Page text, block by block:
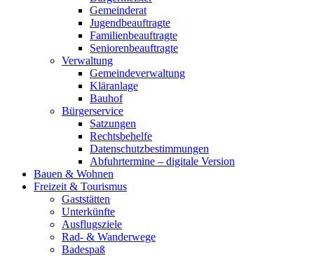
Gemeinderat
Jugendbeauftragte
Familienbeauftragte
Seniorenbeauftragte
Verwaltung
Gemeindeverwaltung
Kläranlage
Bauhof
Bürgerservice
Satzungen
Rechtsbehelfe
Datenschutzbestimmungen
Abfuhrtermine – digitale Version
Bauen & Wohnen
Freizeit & Tourismus
Gaststätten
Unterkünfte
Ausflugsziele
Rad- & Wanderwege
Badespaß